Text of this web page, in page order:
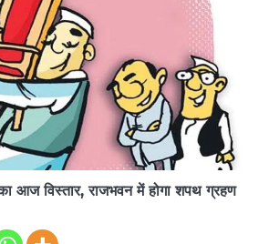
आज विस्तार, राजभवन में होगा शपथ ग्रहण